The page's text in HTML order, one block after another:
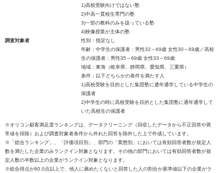
1)高校受験向けではない塾
2)中高一貫校生専門の塾
3)一部の教科のみを扱っている塾
4)映像授業が主体の塾
調査対象者
性別：指定なし
年齢：中学生の保護者：男性32～69歳 女性30～69歳／高校
生の保護者：男性35～69歳 女性33～69歳
地域：東海（岐阜県、静岡県、愛知県、三重県）
条件：以下どちらかの条件を満たす人
1)高校受験を目的とした集団塾に通年通学している中学生の
保護者
2)中学生の時に高校受験を目的とした集団塾に通年通学して
いた高校生の保護者
※オリコン顧客満足度ランキングは、データクリーニング（回収したデータから不正回答や異
常値を排除）および調査対象者条件から外れた回答を除外した上で作成しています。
※「総合ランキング」、「評価項目別」、部門の「業態別」においては有効回答者数が規定人
数を満たした企業のみランクイン対象となります。その他の部門においては有効回答者数が規
定人数の半数以上の企業がランクイン対象となります。
※総合得点が60.0点以上で、他人に薦めたくないと回答した人の割合が基準値以下の企業がラ